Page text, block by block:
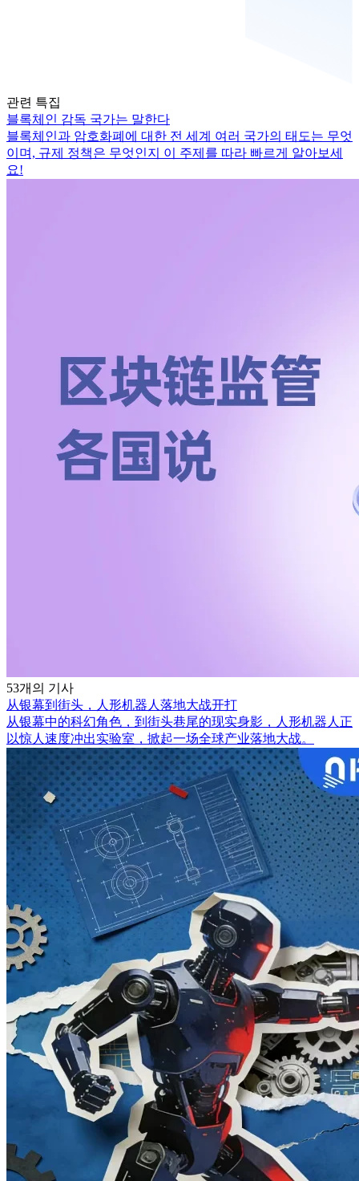
관련 특집
블록체인 감독 국가는 말한다
블록체인과 암호화폐에 대한 전 세계 여러 국가의 태도는 무엇
이며, 규제 정책은 무엇인지 이 주제를 따라 빠르게 알아보세
요!
53개의 기사
从银幕到街头，人形机器人落地大战开打
从银幕中的科幻角色，到街头巷尾的现实身影，人形机器人正
以惊人速度冲出实验室，掀起一场全球产业落地大战。